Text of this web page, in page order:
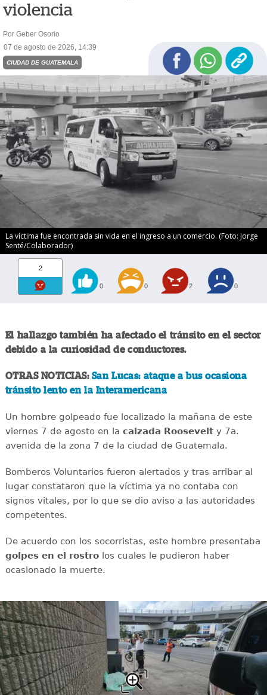
violencia
Por Geber Osorio
07 de agosto de 2026, 14:39
CIUDAD DE GUATEMALA
La víctima fue encontrada sin vida en el ingreso a un comercio. (Foto: Jorge
Senté/Colaborador)
2
0 0 2 0
El hallazgo también ha afectado el tránsito en el sector
debido a la curiosidad de conductores.
OTRAS NOTICIAS: San Lucas: ataque a bus ocasiona
tránsito lento en la Interamericana
Un hombre golpeado fue localizado la mañana de este
viernes 7 de agosto en la calzada Roosevelty 7a.
avenida de la zona 7 de la ciudad de Guatemala.
Bomberos Voluntarios fueron alertados y tras arribar al
lugar constataron que la víctima ya no contaba con
signos vitales, por lo que se dio aviso a las autoridades
competentes.
De acuerdo con los socorristas, este hombre presentaba
golpes en el rostrolos cuales le pudieron haber
ocasionado la muerte.